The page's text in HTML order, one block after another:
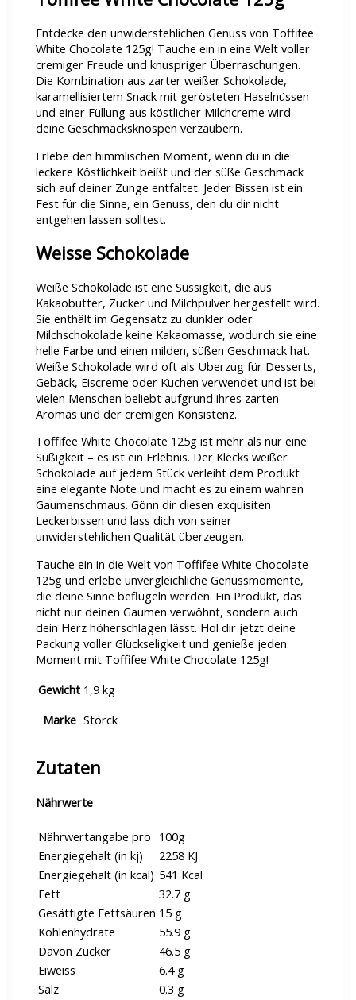
Entdecke den unwiderstehlichen Genuss von Toffifee
White Chocolate 125g! Tauche ein in eine Welt voller
cremiger Freude und knuspriger Überraschungen.
Die Kombination aus zarter weißer Schokolade,
karamellisiertem Snack mit gerösteten Haselnüssen
und einer Füllung aus köstlicher Milchcreme wird
deine Geschmacksknospen verzaubern.
Erlebe den himmlischen Moment, wenn du in die
leckere Köstlichkeit beißt und der süße Geschmack
sich auf deiner Zunge entfaltet. Jeder Bissen ist ein
Fest für die Sinne, ein Genuss, den du dir nicht
entgehen lassen solltest.
Weisse Schokolade
Weiße Schokolade ist eine Süssigkeit, die aus
Kakaobutter, Zucker und Milchpulver hergestellt wird.
Sie enthält im Gegensatz zu dunkler oder
Milchschokolade keine Kakaomasse, wodurch sie eine
helle Farbe und einen milden, süßen Geschmack hat.
Weiße Schokolade wird oft als Überzug für Desserts,
Gebäck, Eiscreme oder Kuchen verwendet und ist bei
vielen Menschen beliebt aufgrund ihres zarten
Aromas und der cremigen Konsistenz.
Toffifee White Chocolate 125g ist mehr als nur eine
Süßigkeit – es ist ein Erlebnis. Der Klecks weißer
Schokolade auf jedem Stück verleiht dem Produkt
eine elegante Note und macht es zu einem wahren
Gaumenschmaus. Gönn dir diesen exquisiten
Leckerbissen und lass dich von seiner
unwiderstehlichen Qualität überzeugen.
Tauche ein in die Welt von Toffifee White Chocolate
125g und erlebe unvergleichliche Genussmomente,
die deine Sinne beflügeln werden. Ein Produkt, das
nicht nur deinen Gaumen verwöhnt, sondern auch
dein Herz höherschlagen lässt. Hol dir jetzt deine
Packung voller Glückseligkeit und genieße jeden
Moment mit Toffifee White Chocolate 125g!
Gewicht 1,9 kg
Marke Storck
Zutaten
Nährwerte
Nährwertangabe pro 100g
Energiegehalt (in kj)
2258 KJ
Energiegehalt (in kcal) 541 Kcal
Fett
32.7 g
Gesättigte Fettsäuren 15 g
Kohlenhydrate
55.9 g
Davon Zucker
46.5 g
Eiweiss
6.4 g
Salz
0.3 g